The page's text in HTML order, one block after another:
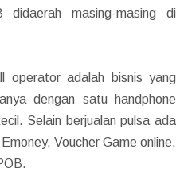
didaerah masing-masing di
operator adalah bisnis yang
dengan satu handphone
Selain berjualan pulsa ada
Voucher Game online,